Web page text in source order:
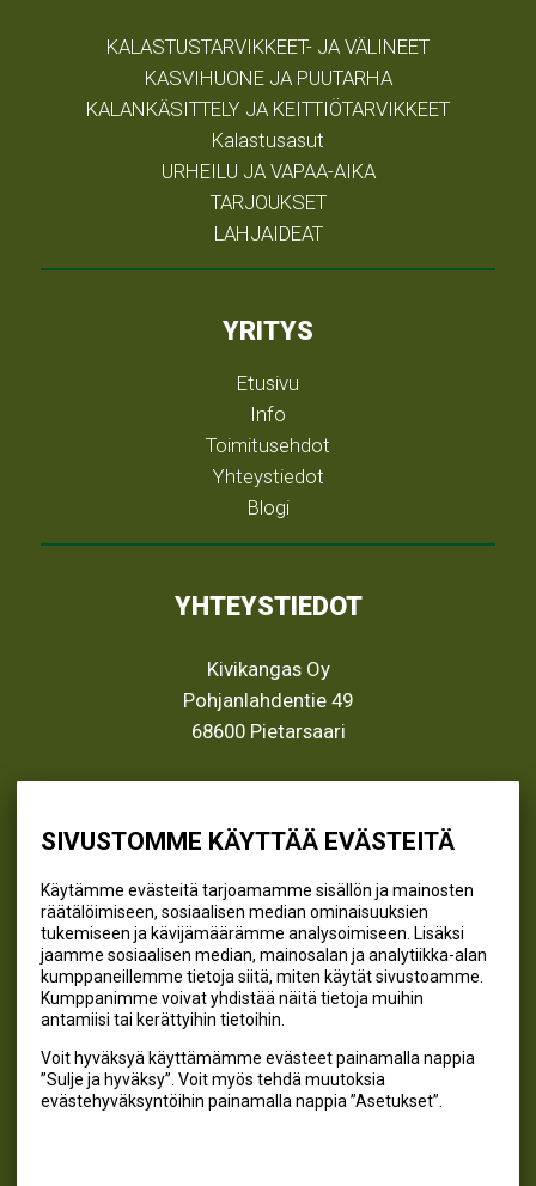
SIVUSTOMME KÄYTTÄÄ EVÄSTEITÄ
Käytämme evästeitä tarjoamamme sisällön ja mainosten
räätälöimiseen, sosiaalisen median ominaisuuksien
tukemiseen ja kävijämäärämme analysoimiseen. Lisäksi
jaamme sosiaalisen median, mainosalan ja analytiikka-alan
kumppaneillemme tietoja siitä, miten käytät sivustoamme.
Kumppanimme voivat yhdistää näitä tietoja muihin
antamiisi tai kerättyihin tietoihin.
Voit hyväksyä käyttämämme evästeet painamalla nappia
”Sulje ja hyväksy”. Voit myös tehdä muutoksia
evästehyväksyntöihin painamalla nappia ”Asetukset”.
KALASTUSTARVIKKEET- JA VÄLINEET
KASVIHUONE JA PUUTARHA
KALANKÄSITTELY JA KEITTIÖTARVIKKEET
Kalastusasut
URHEILU JA VAPAA-AIKA
TARJOUKSET
LAHJAIDEAT
YRITYS
Etusivu
Info
Toimitusehdot
Yhteystiedot
Blogi
YHTEYSTIEDOT
Kivikangas Oy
Pohjanlahdentie 49
68600 Pietarsaari
(06) 781 2900
SEURAA MEITÄ
@kivikangaskalastus
@kivikangaskasvihuoneet
@kivikangas_kalastus
@kivikangaskasvihuoneet
Kivikangas Oy